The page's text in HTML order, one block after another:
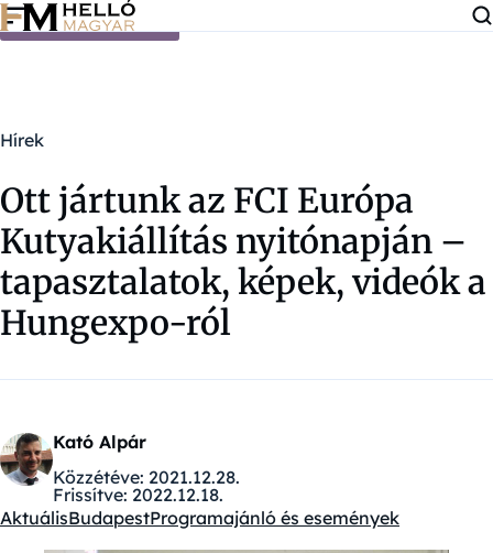
Ugrás a tartalomra
Hírek
Ott jártunk az FCI Európa
Kutyakiállítás nyitónapján –
tapasztalatok, képek, videók a
Hungexpo-ról
Kató Alpár
Közzétéve: 2021.12.28.
Frissítve: 2022.12.18.
Kategóriák:
AktuálisBudapestProgramajánló és események